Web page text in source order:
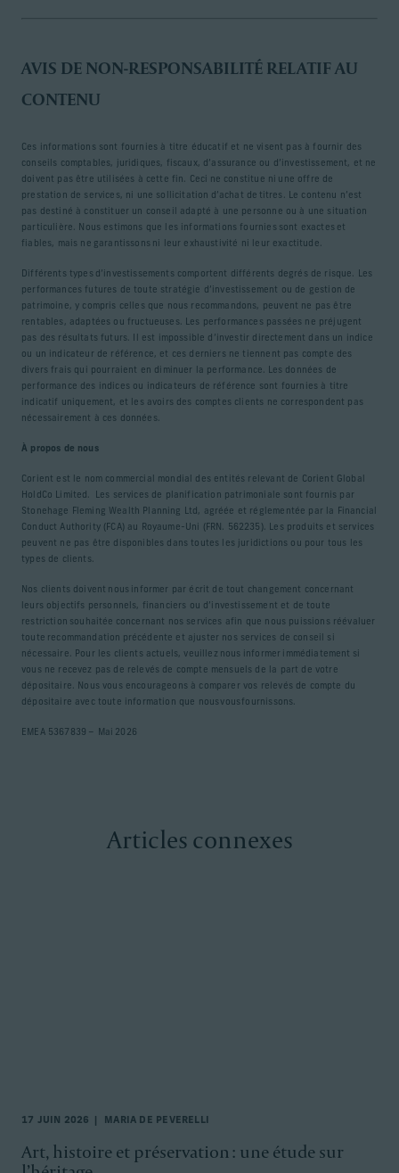
AVIS DE NON-RESPONSABILITÉ RELATIF AU
CONTENU
Ces informations sont fournies à titre éducatif et ne visent pas à fournir des
conseils comptables, juridiques, fiscaux, d’assurance ou d’investissement, et ne
doivent pas être utilisées à cette fin. Ceci ne constitue ni une offre de
prestation de services, ni une sollicitation d’achat de titres. Le contenu n’est
pas destiné à constituer un conseil adapté à une personne ou à une situation
particulière. Nous estimons que les informations fournies sont exactes et
fiables, mais ne garantissons ni leur exhaustivité ni leur exactitude.
Différents types d’investissements comportent différents degrés de risque. Les
performances futures de toute stratégie d’investissement ou de gestion de
patrimoine, y compris celles que nous recommandons, peuvent ne pas être
rentables, adaptées ou fructueuses. Les performances passées ne préjugent
pas des résultats futurs. Il est impossible d’investir directement dans un indice
ou un indicateur de référence, et ces derniers ne tiennent pas compte des
divers frais qui pourraient en diminuer la performance. Les données de
performance des indices ou indicateurs de référence sont fournies à titre
indicatif uniquement, et les avoirs des comptes clients ne correspondent pas
nécessairement à ces données.
À propos de nous
Corient est le nom commercial mondial des entités relevant de Corient Global
HoldCo Limited. Les services de planification patrimoniale sont fournis par
Stonehage Fleming Wealth Planning Ltd, agréée et réglementée par la Financial
Conduct Authority (FCA) au Royaume-Uni (FRN. 562235). Les produits et services
peuvent ne pas être disponibles dans toutes les juridictions ou pour tous les
types de clients.
Nos clients doivent nous informer par écrit de tout changement concernant
leurs objectifs personnels, financiers ou d’investissement et de toute
restriction souhaitée concernant nos services afin que nous puissions réévaluer
toute recommandation précédente et ajuster nos services de conseil si
nécessaire. Pour les clients actuels, veuillez nous informer immédiatement si
vous ne recevez pas de relevés de compte mensuels de la part de votre
dépositaire. Nous vous encourageons à comparer vos relevés de compte du
dépositaire avec toute information que nous vous fournissons.
EMEA 5367839 – Mai 2026
Articles connexes
17 JUIN 2026 MARIA DE PEVERELLI
Art, histoire et préservation : une étude sur